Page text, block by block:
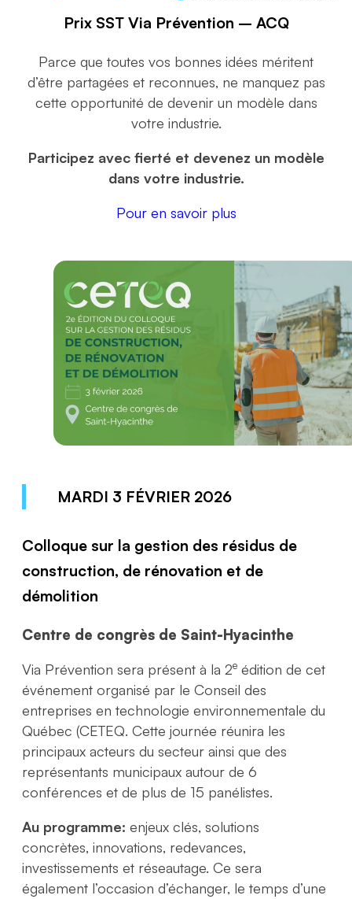
Prix SST Via Prévention – ACQ
Parce que toutes vos bonnes idées méritent
d’être partagées et reconnues, ne manquez pas
cette opportunité de devenir un modèle dans
votre industrie.
Participez avec fierté et devenez un modèle
dans votre industrie.
Pour en savoir plus
MARDI 3 FÉVRIER 2026
Colloque sur la gestion des résidus de
construction, de rénovation et de
démolition
Centre de congrès de Saint-Hyacinthe
Via Prévention sera présent à la 2e édition de cet
événement organisé par le Conseil des
entreprises en technologie environnementale du
Québec (CETEQ. Cette journée réunira les
principaux acteurs du secteur ainsi que des
représentants municipaux autour de 6
conférences et de plus de 15 panélistes.
Au programme: enjeux clés, solutions
concrètes, innovations, redevances,
investissements et réseautage. Ce sera
également l’occasion d’échanger, le temps d’une